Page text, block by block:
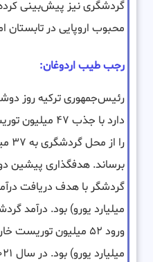
گردشگری نیز پیش‌بینی
محبوب اروپایی در تابستان
رجب طیب اردوغان:
رئیس‌جمهوری ترکیه روز
دارد با جذب ۴۷